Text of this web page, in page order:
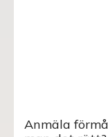
Anmäla